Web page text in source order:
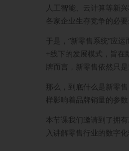
人工智能、云计算等新
各家企业生存竞争的必要
于是，“新零售系统”应
+线下的发展模式，旨在
牌而言，新零售依然只是
那么，到底什么是新零
样影响着品牌销量的参数
本节课我们邀请到了拥
入讲解零售行业的数字化